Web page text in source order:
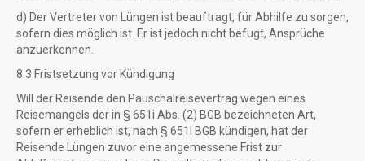
d) Der Vertreter von Lüngen ist beauftragt, für Abhilfe zu sorgen,
sofern dies möglich ist. Er ist jedoch nicht befugt, Ansprüche
anzuerkennen.
8.3 Fristsetzung vor Kündigung
Will der Reisende den Pauschalreisevertrag wegen eines
Reisemangels der in § 651i Abs. (2) BGB bezeichneten Art,
sofern er erheblich ist, nach § 651l BGB kündigen, hat der
Reisende Lüngen zuvor eine angemessene Frist zur